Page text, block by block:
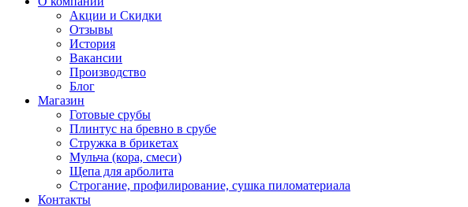
Акции и Скидки
Отзывы
История
Вакансии
Производство
Блог
Магазин
Готовые срубы
Плинтус на бревно в срубе
Стружка в брикетах
Мульча (кора, смеси)
Щепа для арболита
Строгание, профилирование, сушка пиломатериала
Контакты